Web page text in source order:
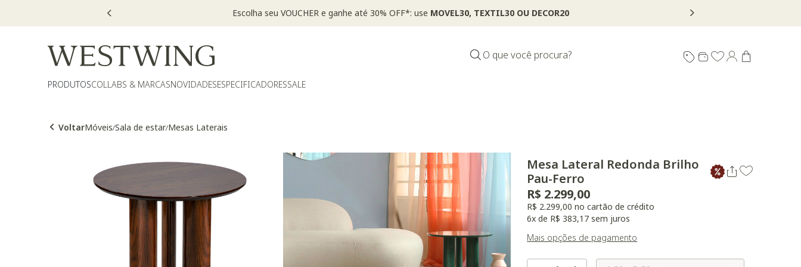
*Válido por tempo limitado, em itens sinalizados com selo
O que você procura?
PRODUTOSCOLLABS & MARCASNOVIDADESESPECIFICADORESSALE
VoltarMóveis/Sala de estar/Mesas Laterais
Mesa Lateral Redonda Brilho
Pau-Ferro
R$ 2.299,00
R$ 2.299,00 no cartão de crédito
6x de R$ 383,17 sem juros
Mais opções de pagamento
Selecione o Tamanho